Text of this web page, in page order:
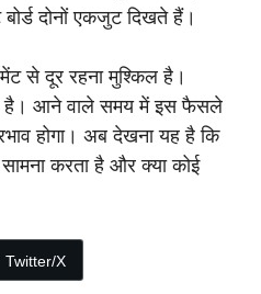
दोनों एकजुट दिखते हैं।
से दूर रहना मुश्किल है।
है। आने वाले समय में इस फैसले
होगा। अब देखना यह है कि
करता है और क्या कोई
Twitter/X